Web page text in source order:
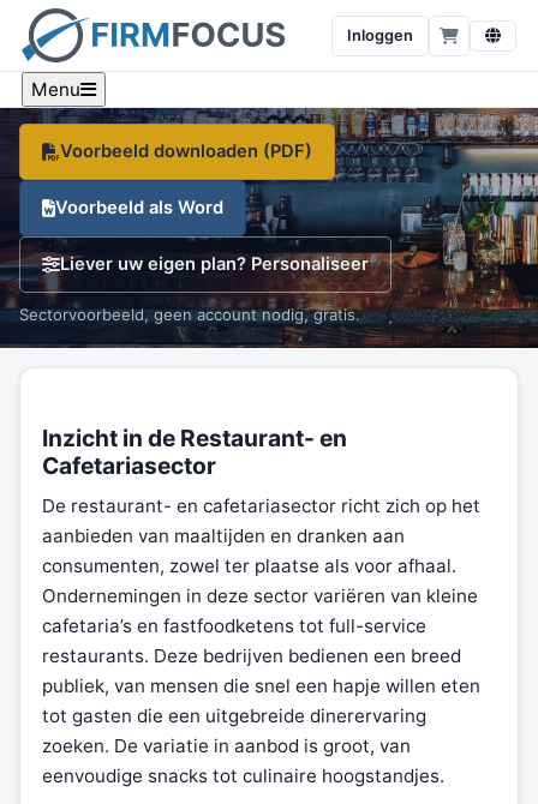
Inloggen
Menu
cafetaria’s
Een sector-specifiek voorbeeld, branche-cijfers en een
gratis sjabloon, op één pagina.
Voorbeeld downloaden (PDF)
Voorbeeld als Word
Liever uw eigen plan? Personaliseer
Sectorvoorbeeld, geen account nodig, gratis.
Inzicht in de Restaurant- en
Cafetariasector
De restaurant- en cafetariasector richt zich op het
aanbieden van maaltijden en dranken aan
consumenten, zowel ter plaatse als voor afhaal.
Ondernemingen in deze sector variëren van kleine
cafetaria’s en fastfoodketens tot full-service
restaurants. Deze bedrijven bedienen een breed
publiek, van mensen die snel een hapje willen eten
tot gasten die een uitgebreide dinerervaring
zoeken. De variatie in aanbod is groot, van
eenvoudige snacks tot culinaire hoogstandjes.